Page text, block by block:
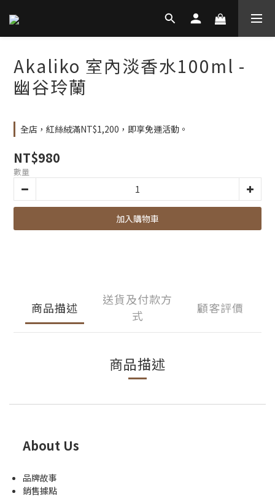
Akaliko 室內淡香水100ml -
幽谷玲蘭
全店，紅絲絨滿NT$1,200，即享免運活動。
NT$980
數量
加入購物車
商品描述
送貨及付款方
式
顧客評價
商品描述
About Us
品牌故事
銷售據點